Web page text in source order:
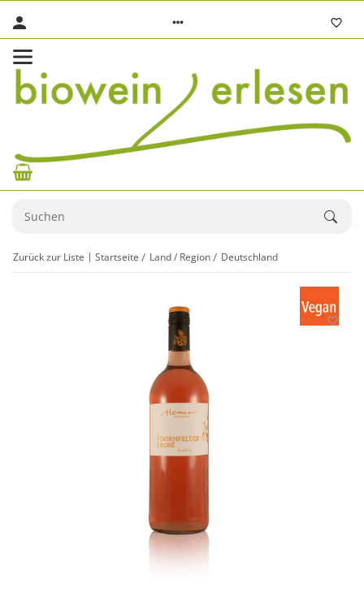
Zurück zur Liste Startseite Land / Region Deutschland